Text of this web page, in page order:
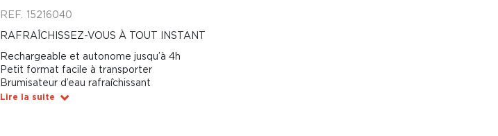
REF. 15216040
RAFRAÎCHISSEZ-VOUS À TOUT INSTANT
Rechargeable et autonome jusqu’à 4h
Petit format facile à transporter
Brumisateur d’eau rafraîchissant
Lire la suite